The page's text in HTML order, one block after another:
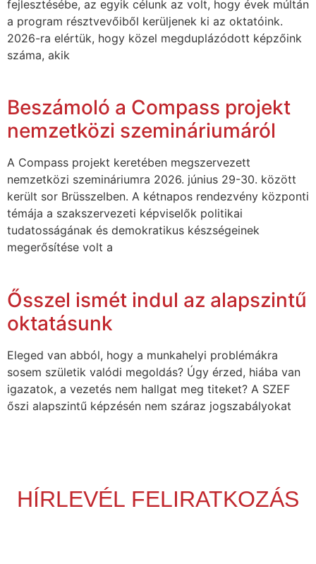
fejlesztésébe, az egyik célunk az volt, hogy évek múltán
a program résztvevőiből kerüljenek ki az oktatóink.
2026-ra elértük, hogy közel megduplázódott képzőink
száma, akik
Beszámoló a Compass projekt
nemzetközi szemináriumáról
A Compass projekt keretében megszervezett
nemzetközi szemináriumra 2026. június 29-30. között
került sor Brüsszelben. A kétnapos rendezvény központi
témája a szakszervezeti képviselők politikai
tudatosságának és demokratikus készségeinek
megerősítése volt a
Ősszel ismét indul az alapszintű
oktatásunk
Eleged van abból, hogy a munkahelyi problémákra
sosem születik valódi megoldás? Úgy érzed, hiába van
igazatok, a vezetés nem hallgat meg titeket? A SZEF
őszi alapszintű képzésén nem száraz jogszabályokat
HÍRLEVÉL FELIRATKOZÁS